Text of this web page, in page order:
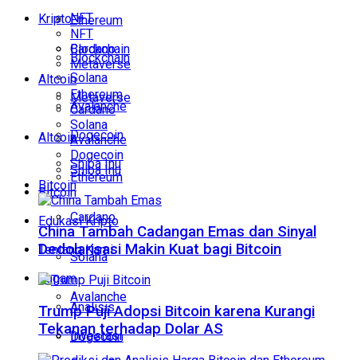
Ethereum
Cardano
Solana
Avalanche
Dogecoin
Shiba Inu
Bitcoin
Edukasi Kripto
Tentang Kami
Ragam
Analisis
Investasi
NFT
Blockchain
Metaverse
Altcoin
Ethereum
Cardano
Solana
Avalanche
Dogecoin
Kripto
NFT
Blockchain
Metaverse
Altcoin
Ethereum
Cardano
Solana
Avalanche
Dogecoin
Shiba Inu
Bitcoin
China Tambah Cadangan Emas dan Sinyal
Dedolarisasi Makin Kuat bagi Bitcoin
Trump Puji Adopsi Bitcoin karena Kurangi
Tekanan terhadap Dolar AS